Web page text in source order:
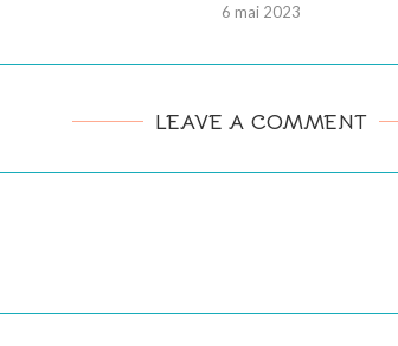
6 mai 2023
LEAVE A COMMENT